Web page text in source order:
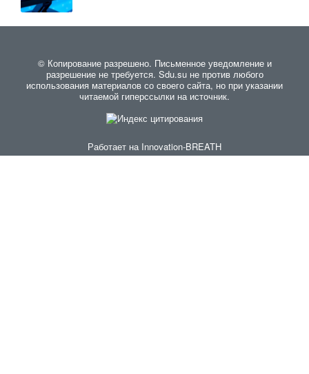
© Копирование разрешено. Письменное уведомление и
разрешение не требуется. Sdu.su не против любого
использования материалов со своего сайта, но при указании
читаемой гиперссылки на источник.
Работает на Innovation-BREATH